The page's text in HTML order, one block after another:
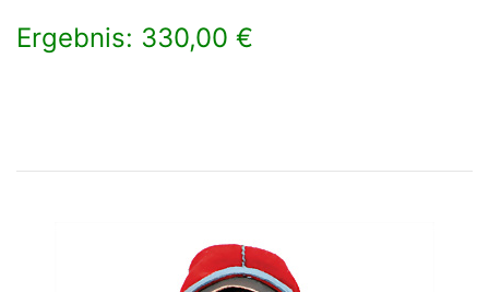
Ergebnis: 330,00 €